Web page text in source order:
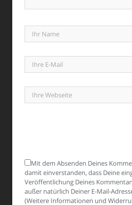
Mit dem Absenden Deines
damit einverstanden, dass Deine
Veröffentlichung Deines
außer natürlich Deiner E-Mail-
(Weitere Informationen und